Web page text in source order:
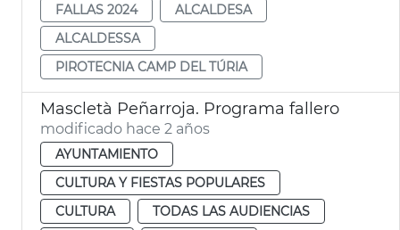
FALLAS 2024
ALCALDESA
ALCALDESSA
PIROTECNIA CAMP DEL TÚRIA
Mascletà Peñarroja. Programa fallero
modificado hace 2 años
AYUNTAMIENTO
CULTURA Y FIESTAS POPULARES
CULTURA
TODAS LAS AUDIENCIAS